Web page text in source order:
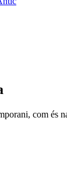
com és